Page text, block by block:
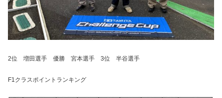
2位 増田選手 優勝 宮本選手 3位 半谷選手
F1クラスポイントランキング